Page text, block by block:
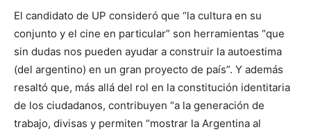
El candidato de UP consideró que “la cultura en su
conjunto y el cine en particular” son herramientas “que
sin dudas nos pueden ayudar a construir la autoestima
(del argentino) en un gran proyecto de país”. Y además
resaltó que, más allá del rol en la constitución identitaria
de los ciudadanos, contribuyen “a la generación de
trabajo, divisas y permiten “mostrar la Argentina al